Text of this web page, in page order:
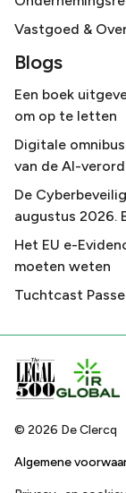
Vastgoed &
Blogs
Een boek
om op te letten
Digitale
van de AI-
De
augustus 2026.
Het EU e-
moeten weten
Tuchtcast
© 2026 De Clercq
Algemene